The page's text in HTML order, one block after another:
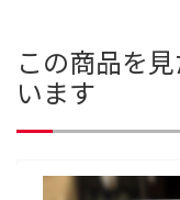
この商品を
います